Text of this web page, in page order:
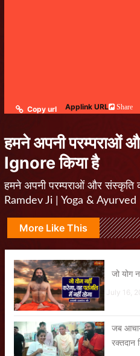
Copy url Applink URL Share
हमने अपनी परम्पराओं
Ignore किया है
हमने अपनी परम्पराओं और संस्कृति
Ramdev Ji | Yoga &
More Like This
जो योग
July 16,
जब
रक्तदान